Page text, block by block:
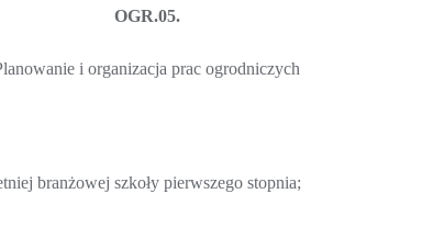
OGR.05.
i organizacja prac ogrodniczych
branżowej szkoły pierwszego stopnia;